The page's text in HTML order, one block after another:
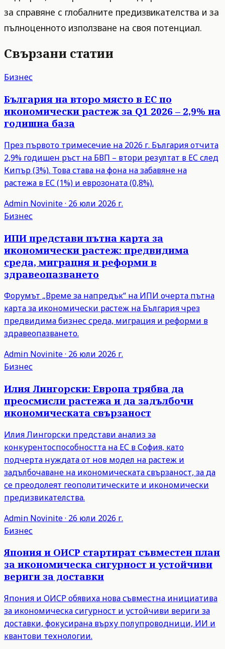
за справяне с глобалните предизвикателства и за
пълноценното използване на своя потенциал.
Свързани статии
Бизнес
България на второ място в ЕС по
икономически растеж за Q1 2026 – 2,9% на
годишна база
През първото тримесечие на 2026 г. България отчита
2,9% годишен ръст на БВП – втори резултат в ЕС след
Кипър (3%). Това става на фона на забавяне на
растежа в ЕС (1%) и еврозоната (0,8%).
Admin Novinite· 26 юли 2026 г.
Бизнес
ИПИ представи пътна карта за
икономически растеж: предвидима
среда, миграция и реформи в
здравеопазването
Форумът „Време за напредък“ на ИПИ очерта пътна
карта за икономически растеж на България чрез
предвидима бизнес среда, миграция и реформи в
здравеопазването.
Admin Novinite· 26 юли 2026 г.
Бизнес
Илия Лингорски: Европа трябва да
преосмисли растежа и да задълбочи
икономическата свързаност
Илия Лингорски представи анализ за
конкурентоспособността на ЕС в София, като
подчерта нуждата от нов модел на растеж и
задълбочаване на икономическата свързаност, за да
се преодолеят геополитическите и икономически
предизвикателства.
Admin Novinite· 26 юли 2026 г.
Бизнес
Япония и ОИСР стартират съвместен план
за икономическа сигурност и устойчиви
вериги за доставки
Япония и ОИСР обявиха нова съвместна инициатива
за икономическа сигурност и устойчиви вериги за
доставки, фокусирана върху полупроводници, ИИ и
квантови технологии.